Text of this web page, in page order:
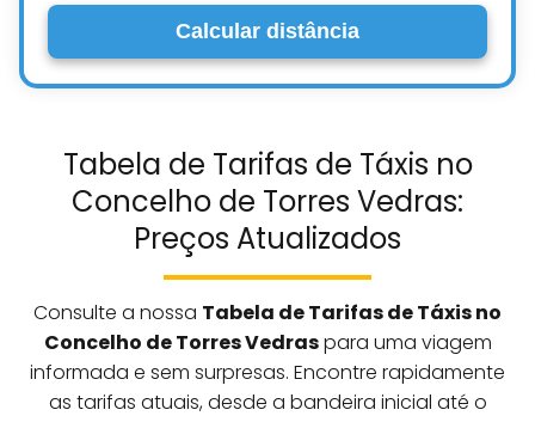
Calcular distância
Tabela de Tarifas de Táxis no
Concelho de Torres Vedras:
Preços Atualizados
Consulte a nossa Tabela de Tarifas de Táxis no
Concelho de Torres Vedraspara uma viagem
informada e sem surpresas. Encontre rapidamente
as tarifas atuais, desde a bandeira inicial até o